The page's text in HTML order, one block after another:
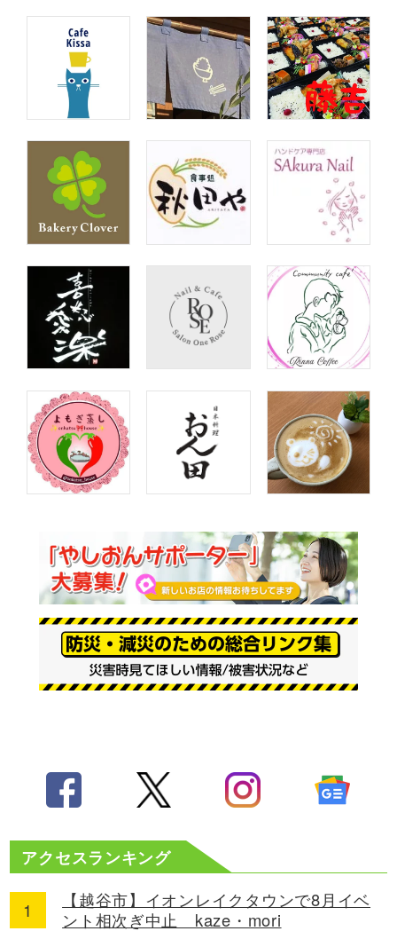
アクセスランキング
【越谷市】イオンレイクタウンで8月イベ
ント相次ぎ中止 kaze・mori